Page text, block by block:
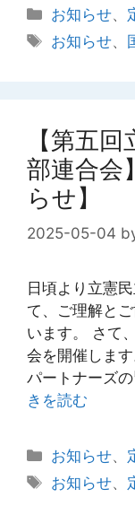
カ
テ
ゴ
お知らせ、
タ
お知らせ、
【第五
部連合会
らせ】
2025-05-04
日頃より立憲
て、ご理解と
います。 さて
会を開催しま
パートナーズ
きを読む
カ
テ
お知らせ、
タ
お知らせ、